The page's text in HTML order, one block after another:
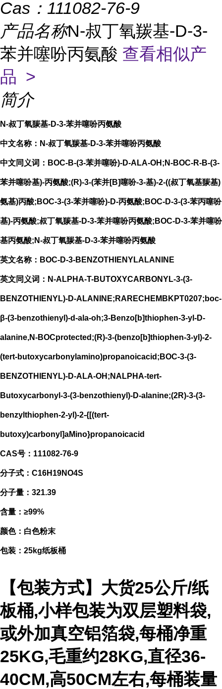
Cas： 111082-76-9
产品名称N-叔丁氧羰基-D-3-
苯并噻吩丙氨酸 查看相似产
品 >
简介
N-叔丁氧羰基-D-3-苯并噻吩丙氨酸
中文名称：N-叔丁氧羰基-D-3-苯并噻吩丙氨酸
中文同义词：BOC-Β-(3-苯并噻吩)-D-ALA-OH;N-BOC-R-B-(3-
苯并噻吩基)-丙氨酸;(R)-3-(苯并[B]噻吩-3-基)-2-((叔丁氧基羰基)
氨基)丙酸;BOC-3-(3-苯并噻吩)-D-丙氨酸;BOC-D-3-(3-苯丙噻吩
基)-丙氨酸;叔丁氧羰基-D-3-苯并噻吩丙氨酸;BOC-D-3-苯并噻吩
基丙氨酸;N-叔丁氧羰基-D-3-苯并噻吩丙氨酸
英文名称：BOC-D-3-BENZOTHIENYLALANINE
英文同义词：N-ALPHA-T-BUTOXYCARBONYL-3-(3-
BENZOTHIENYL)-D-ALANINE;RARECHEMBKPT0207;boc-
β-(3-benzothienyl)-d-ala-oh;3-Benzo[b]thiophen-3-yl-D-
alanine,N-BOCprotected;(R)-3-(benzo[b]thiophen-3-yl)-2-
(tert-butoxycarbonylamino)propanoicacid;BOC-3-(3-
BENZOTHIENYL)-D-ALA-OH;NALPHA-tert-
Butoxycarbonyl-3-(3-benzothienyl)-D-alanine;(2R)-3-(3-
benzylthiophen-2-yl)-2-{[(tert-
butoxy)carbonyl]aMino}propanoicacid
CAS号：111082-76-9
分子式：C16H19NO4S
分子量：321.39
含量：≥99%
颜色：白色粉末
包装：25kg纸板桶
【包装方式】大货25公斤/纸
板桶,小样包装为双层塑料袋,
或外加真空铝箔袋,每桶净重
25KG,毛重约28KG,直径36-
40CM,高50CM左右,每桶装量